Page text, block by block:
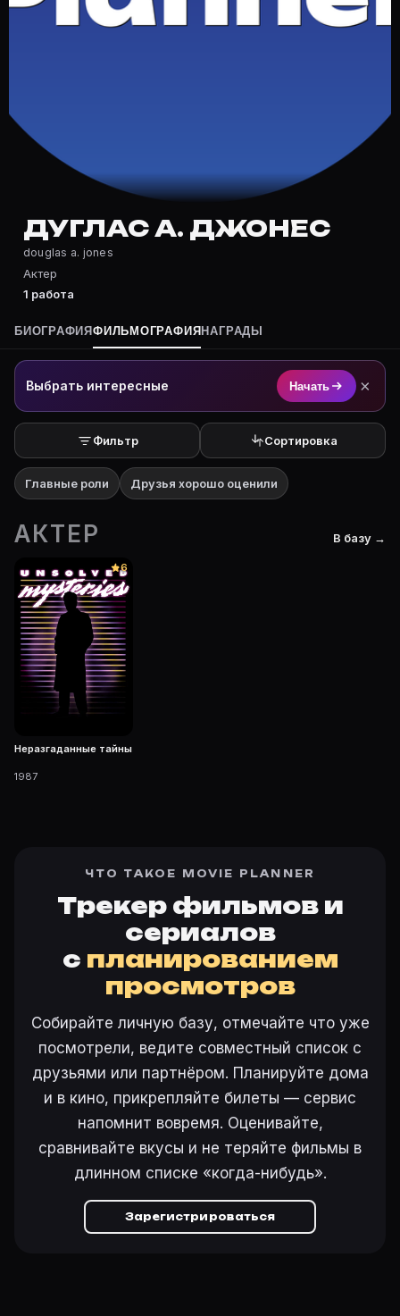
Где снимался Дуглас А. Джонес?
Дуглас А. Джонес — актёр. Биография и роли на
Где открыть фильмографию Дуглас А. Джонес?
На Movie Planner: https://movie-planner.ru/s/
ДУГЛАС А. ДЖОНЕС
douglas a. jones
Актер
1 работа
БИОГРАФИЯФИЛЬМОГРАФИЯ НАГРАДЫ
Выбрать интересные Начать ×
Фильтр Сортировка
Главные роли Друзья хорошо оценили
АКТЕР В базу →
6
Неразгаданные тайны
1987
ЧТО ТАКОЕ MOVIE PLANNER
Трекер фильмов и
сериалов
с планированием
просмотров
Собирайте личную базу, отмечайте что уже
посмотрели, ведите совместный список с
друзьями или партнёром. Планируйте дома
и в кино, прикрепляйте билеты — сервис
напомнит вовремя. Оценивайте,
сравнивайте вкусы и не теряйте фильмы в
длинном списке «когда-нибудь».
Зарегистрироваться